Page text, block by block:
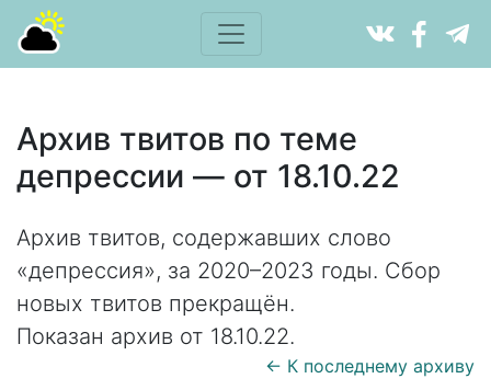
Архив твитов по теме
депрессии — от 18.10.22
Архив твитов, содержавших слово
«депрессия», за 2020–2023 годы. Сбор
новых твитов прекращён.
Показан архив от 18.10.22.
← К последнему архиву